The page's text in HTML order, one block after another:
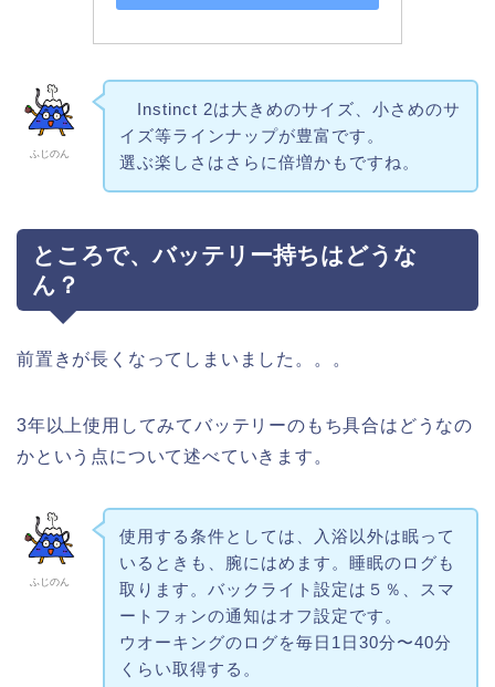
ふじのん
Instinct 2は大きめのサイズ、小さめのサ
イズ等ラインナップが豊富です。
選ぶ楽しさはさらに倍増かもですね。
ところで、バッテリー持ちはどうな
ん？
前置きが長くなってしまいました。。。
3年以上使用してみてバッテリーのもち具合はどうなの
かという点について述べていきます。
ふじのん
使用する条件としては、入浴以外は眠って
いるときも、腕にはめます。睡眠のログも
取ります。バックライト設定は５％、スマ
ートフォンの通知はオフ設定です。
ウオーキングのログを毎日1日30分〜40分
くらい取得する。